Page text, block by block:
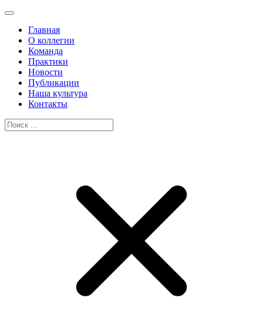
Главная
О коллегии
Команда
Практики
Новости
Публикации
Наша культура
Контакты